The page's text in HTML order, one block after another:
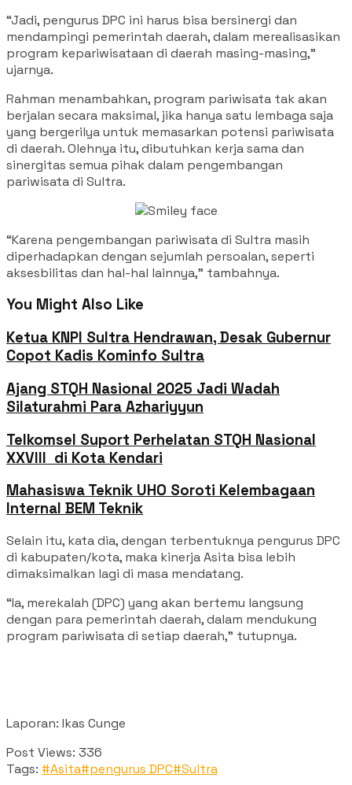
“Jadi, pengurus DPC ini harus bisa bersinergi dan
mendampingi pemerintah daerah, dalam merealisasikan
program kepariwisataan di daerah masing-masing,”
ujarnya.
Rahman menambahkan, program pariwisata tak akan
berjalan secara maksimal, jika hanya satu lembaga saja
yang bergerilya untuk memasarkan potensi pariwisata
di daerah. Olehnya itu, dibutuhkan kerja sama dan
sinergitas semua pihak dalam pengembangan
pariwisata di Sultra.
“Karena pengembangan pariwisata di Sultra masih
diperhadapkan dengan sejumlah persoalan, seperti
aksesbilitas dan hal-hal lainnya,” tambahnya.
You Might Also Like
Ketua KNPI Sultra Hendrawan, Desak Gubernur
Copot Kadis Kominfo Sultra
Ajang STQH Nasional 2025 Jadi Wadah
Silaturahmi Para Azhariyyun
Telkomsel Suport Perhelatan STQH Nasional
XXVIII di Kota Kendari
Mahasiswa Teknik UHO Soroti Kelembagaan
Internal BEM Teknik
Selain itu, kata dia, dengan terbentuknya pengurus DPC
di kabupaten/kota, maka kinerja Asita bisa lebih
dimaksimalkan lagi di masa mendatang.
“Ia, merekalah (DPC) yang akan bertemu langsung
dengan para pemerintah daerah, dalam mendukung
program pariwisata di setiap daerah,” tutupnya.
Laporan: Ikas Cunge
Post Views: 336
Tags: #Asita#pengurus DPC#Sultra